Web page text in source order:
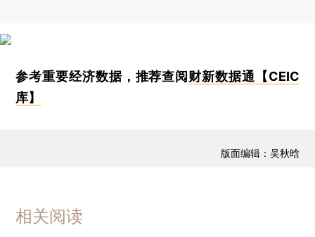
参考重要经济数据，推荐查阅 财新数据通【CEIC
库】
版面编辑：吴秋晗
相关阅读